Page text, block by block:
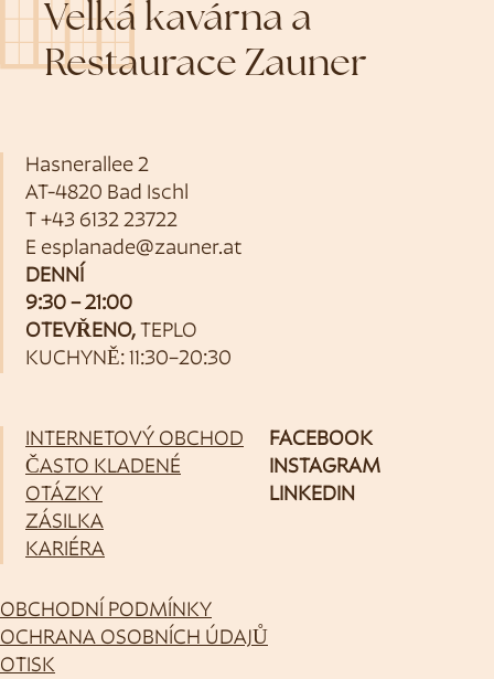
Velká kavárna a
Restaurace Zauner
Hasnerallee 2
AT-4820 Bad Ischl
T +43 6132 23722
E esplanade@zauner.at
DENNÍ
9:30 – 21:00
OTEVŘENO, TEPLO
KUCHYNĚ: 11:30–20:30
INTERNETOVÝ OBCHOD
ČASTO KLADENÉ
OTÁZKY
ZÁSILKA
KARIÉRA
FACEBOOK
INSTAGRAM
LINKEDIN
OBCHODNÍ PODMÍNKY
OCHRANA OSOBNÍCH ÚDAJŮ
OTISK